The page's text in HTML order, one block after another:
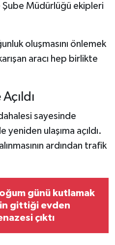
Müdürlüğü ekipleri
oluşmasını önlemek
aracı hep birlikte
sayesinde
yeniden ulaşıma açıldı.
ardından trafik
günü kutlamak
gittiği evden
çıktı